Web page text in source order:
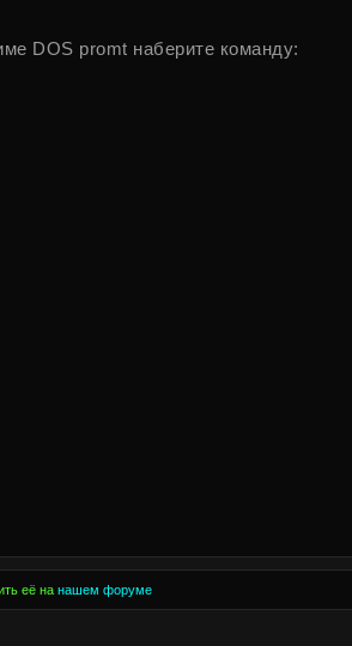
DOS promt наберите команду:
её на нашем форуме